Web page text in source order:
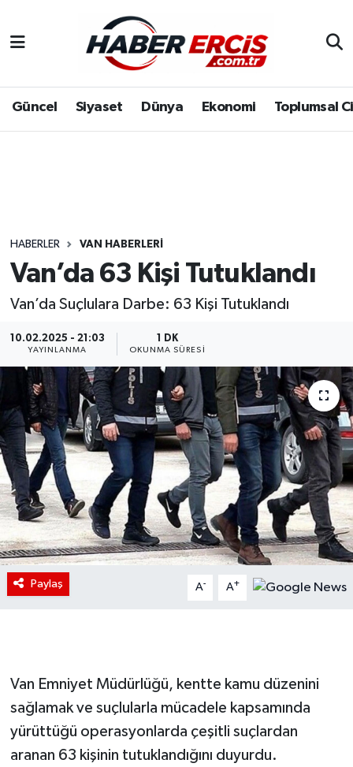
Güncel Siyaset Dünya Ekonomi Toplumsal
HABERLER VAN HABERLERI
Van’da 63 Kişi Tutuklandı
Van’da Suçlulara Darbe: 63 Kişi Tutuklandı
10.02.2025 - 21:03
YAYINLANMA
1 DK
OKUNMA SÜRESI
Paylaş A- A+
Van Emniyet Müdürlüğü, kentte kamu düzenini
sağlamak ve suçlularla mücadele kapsamında
yürüttüğü operasyonlarda çeşitli suçlardan
aranan 63 kişinin tutuklandığını duyurdu.